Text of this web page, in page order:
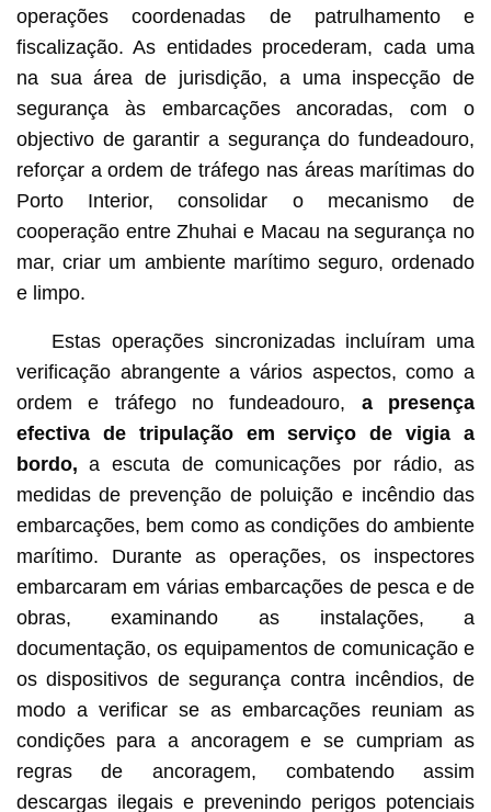
operações coordenadas de patrulhamento e
fiscalização. As entidades procederam, cada uma
na sua área de jurisdição, a uma inspecção de
segurança às embarcações ancoradas, com o
objectivo de garantir a segurança do fundeadouro,
reforçar a ordem de tráfego nas áreas marítimas do
Porto Interior, consolidar o mecanismo de
cooperação entre Zhuhai e Macau na segurança no
mar, criar um ambiente marítimo seguro, ordenado
e limpo.
Estas operações sincronizadas incluíram uma
verificação abrangente a vários aspectos, como a
ordem e tráfego no fundeadouro, a presença
efectiva de tripulação em serviço de vigia a
bordo,a escuta de comunicações por rádio, as
medidas de prevenção de poluição e incêndio das
embarcações, bem como as condições do ambiente
marítimo. Durante as operações, os inspectores
embarcaram em várias embarcações de pesca e de
obras, examinando as instalações, a
documentação, os equipamentos de comunicação e
os dispositivos de segurança contra incêndios, de
modo a verificar se as embarcações reuniam as
condições para a ancoragem e se cumpriam as
regras de ancoragem, combatendo assim
descargas ilegais e prevenindo perigos potenciais